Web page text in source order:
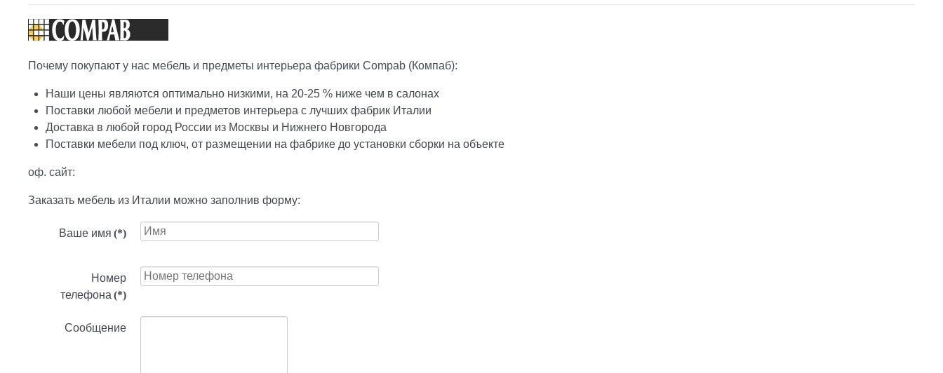
Почему покупают у нас мебель и предметы интерьера фабрики Compab (Компаб):
Наши цены являются оптимально низкими, на 20-25 % ниже чем в салонах
Поставки любой мебели и предметов интерьера с лучших фабрик Италии
Доставка в любой город России из Москвы и Нижнего Новгорода
Поставки мебели под ключ, от размещении на фабрике до установки сборки на объекте
оф. сайт:
Заказать мебель из Италии можно заполнив форму:
Ваше имя (*)
Номер
телефона (*)
Сообщение